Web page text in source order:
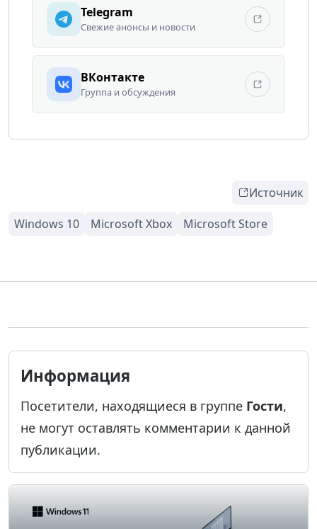
Telegram
Свежие анонсы и новости
ВКонтакте
Группа и обсуждения
Источник
Информация
Посетители, находящиеся в группе Гости,
не могут оставлять комментарии к данной
публикации.